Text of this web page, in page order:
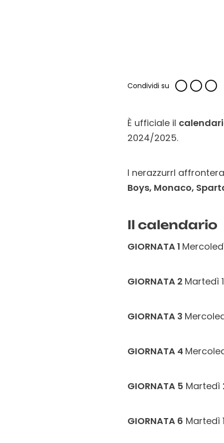
Condividi su
È ufficiale il
2024/2025.
I nerazzurrI
Boys, Monaco,
Il calendario
GIORNATA 1
GIORNATA 2 Martedì
GIORNATA 3
GIORNATA 4
GIORNATA 5 Martedì
GIORNATA 6 Martedì